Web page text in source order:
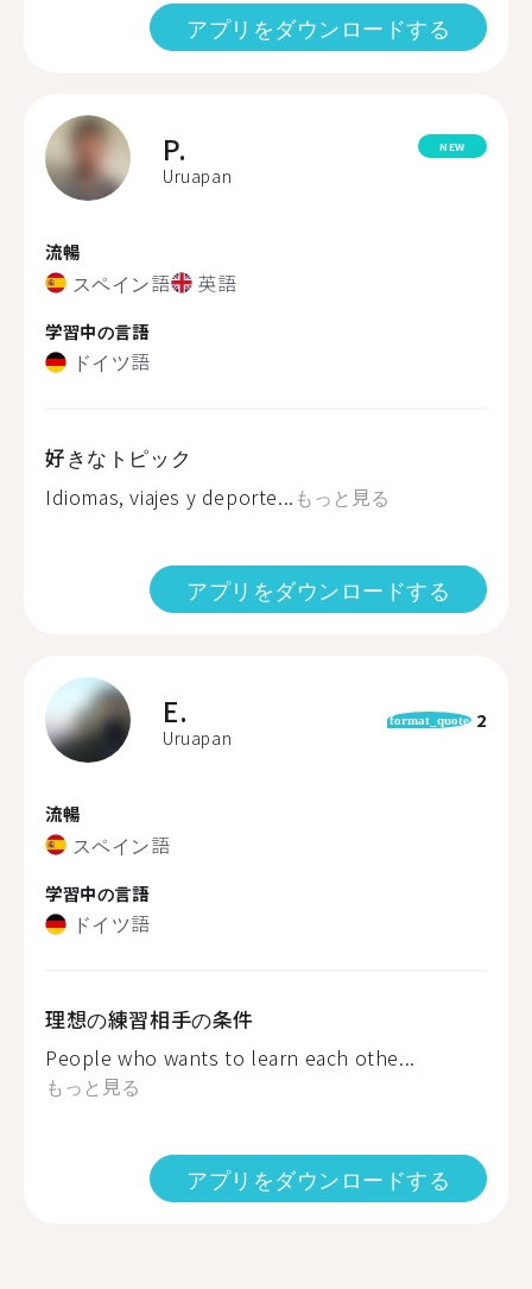
アプリをダウンロードする
P.
Uruapan
NEW
流暢
スペイン語 英語
学習中の言語
ドイツ語
好きなトピック
Idiomas, viajes y deporte... もっと見る
アプリをダウンロードする
E.
Uruapan
format_quote 2
流暢
スペイン語
学習中の言語
ドイツ語
理想の練習相手の条件
People who wants to learn each othe...
もっと見る
アプリをダウンロードする